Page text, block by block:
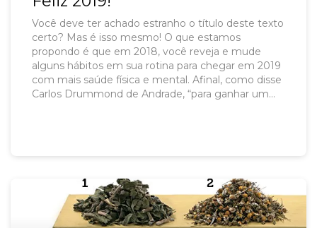
Você deve ter achado estranho o título deste texto
certo? Mas é isso mesmo! O que estamos
propondo é que em 2018, você reveja e mude
alguns hábitos em sua rotina para chegar em 2019
com mais saúde física e mental. Afinal, como disse
Carlos Drummond de Andrade, “para ganhar um